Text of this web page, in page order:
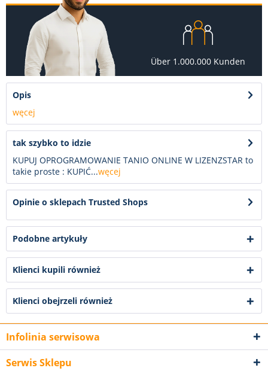
Über 1.000.000 Kunden
Opis
węcej
tak szybko to idzie
KUPUJ OPROGRAMOWANIE TANIO ONLINE W LIZENZSTAR to
takie proste : KUPIĆ...węcej
Opinie o sklepach Trusted Shops
Podobne artykuły
Klienci kupili również
Klienci obejrzeli również
Infolinia serwisowa
Serwis Sklepu